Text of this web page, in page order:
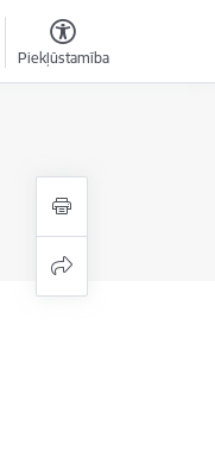
Piekļūstamība